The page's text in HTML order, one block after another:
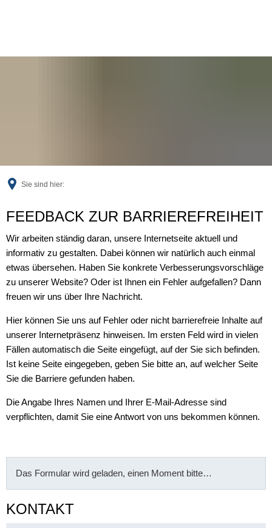
Sie sind hier:
Feedback
FEEDBACK ZUR BARRIEREFREIHEIT
Wir arbeiten ständig daran, unsere Internetseite aktuell und
informativ zu gestalten. Dabei können wir natürlich auch einmal
etwas übersehen. Haben Sie konkrete Verbesserungsvorschläge
zu unserer Website? Oder ist Ihnen ein Fehler aufgefallen? Dann
freuen wir uns über Ihre Nachricht.
Hier können Sie uns auf Fehler oder nicht barrierefreie Inhalte auf
unserer Internetpräsenz hinweisen. Im ersten Feld wird in vielen
Fällen automatisch die Seite eingefügt, auf der Sie sich befinden.
Ist keine Seite eingegeben, geben Sie bitte an, auf welcher Seite
Sie die Barriere gefunden haben.
Die Angabe Ihres Namen und Ihrer E-Mail-Adresse sind
verpflichten, damit Sie eine Antwort von uns bekommen können.
Das Formular wird geladen, einen Moment bitte…
KONTAKT